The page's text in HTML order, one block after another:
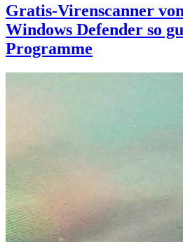
Gratis-Virenscanner
Windows Defender so
Programme